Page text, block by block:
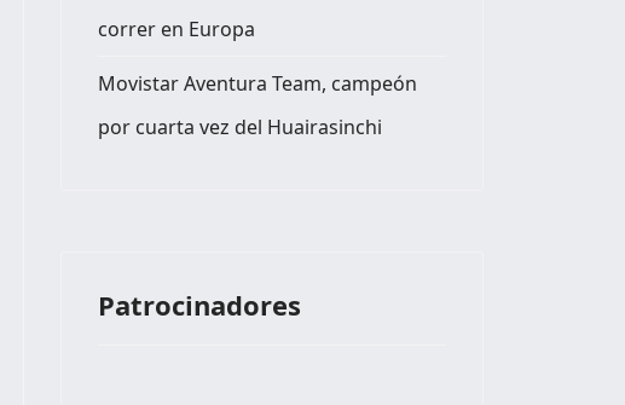
correr en Europa
Movistar Aventura Team, campeón
por cuarta vez del Huairasinchi
Patrocinadores